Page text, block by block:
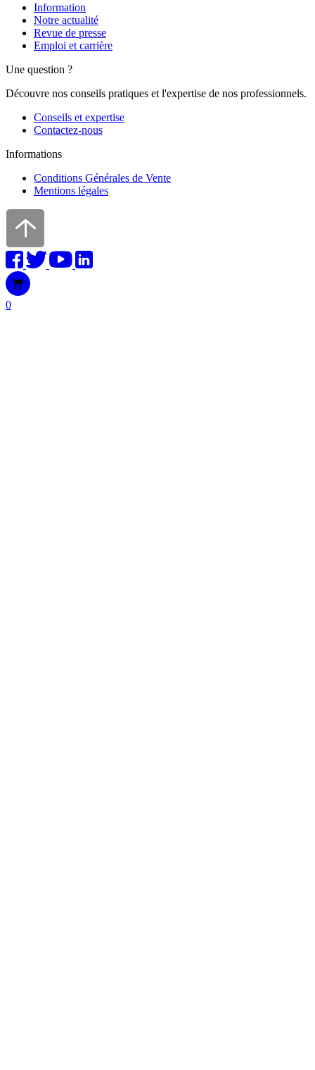
Information
Notre actualité
Revue de presse
Emploi et carrière
Une question ?
Découvre nos conseils pratiques et l'expertise de nos professionnels.
Conseils et expertise
Contactez-nous
Informations
Conditions Générales de Vente
Mentions légales
0